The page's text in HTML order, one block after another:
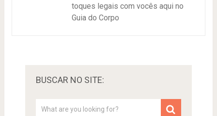
toques legais com vocês aqui no
Guia do Corpo
BUSCAR NO SITE: